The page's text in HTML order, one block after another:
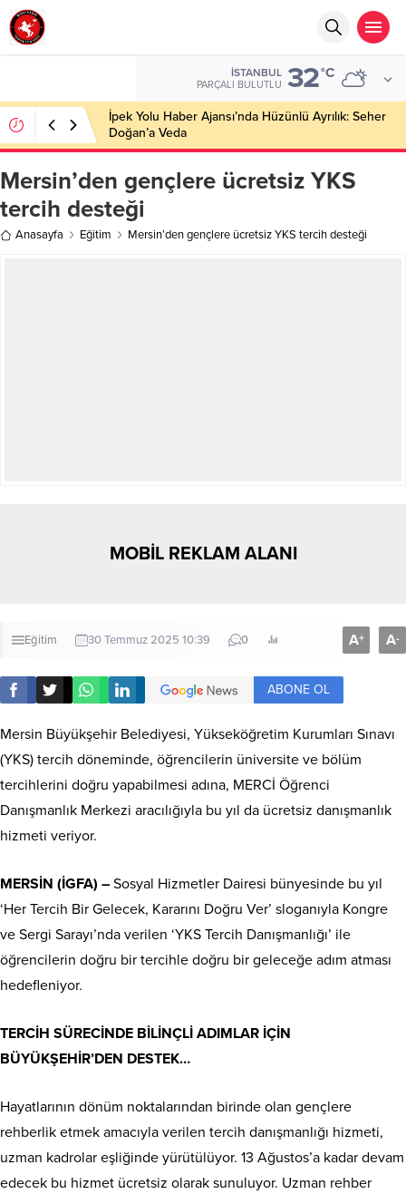
İSTANBUL
PARÇALI BULUTLU 32°C
İpek Yolu Haber Ajansı’nda Hüzünlü Ayrılık: Seher
Doğan’a Veda
Mersin’den gençlere ücretsiz YKS
tercih desteği
Anasayfa Eğitim Mersin’den gençlere ücretsiz YKS tercih desteği
MOBİL REKLAM ALANI
Eğitim 30 Temmuz 2025 10:39 0 A+ A-
ABONE OL
Mersin Büyükşehir Belediyesi, Yükseköğretim Kurumları Sınavı
(YKS) tercih döneminde, öğrencilerin üniversite ve bölüm
tercihlerini doğru yapabilmesi adına, MERCİ Öğrenci
Danışmanlık Merkezi aracılığıyla bu yıl da ücretsiz danışmanlık
hizmeti veriyor.
MERSİN (İGFA) – Sosyal Hizmetler Dairesi bünyesinde bu yıl
‘Her Tercih Bir Gelecek, Kararını Doğru Ver’ sloganıyla Kongre
ve Sergi Sarayı’nda verilen ‘YKS Tercih Danışmanlığı’ ile
öğrencilerin doğru bir tercihle doğru bir geleceğe adım atması
hedefleniyor.
TERCİH SÜRECİNDE BİLİNÇLİ ADIMLAR İÇİN
BÜYÜKŞEHİR’DEN DESTEK…
Hayatlarının dönüm noktalarından birinde olan gençlere
rehberlik etmek amacıyla verilen tercih danışmanlığı hizmeti,
uzman kadrolar eşliğinde yürütülüyor. 13 Ağustos’a kadar devam
edecek bu hizmet ücretsiz olarak sunuluyor. Uzman rehber